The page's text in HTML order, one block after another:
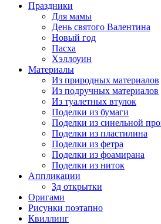
Праздники
Для мамы
День святого Валентина
Новый год
Пасха
Хэллоуин
Материалы
Из природных материалов
Из подручных материалов
Из туалетных втулок
Поделки из бумаги
Поделки из синельной
Поделки из пластилина
Поделки из фетра
Поделки из фоамирана
Поделки из ниток
Аппликации
3д открытки
Оригами
Рисунки поэтапно
Квиллинг